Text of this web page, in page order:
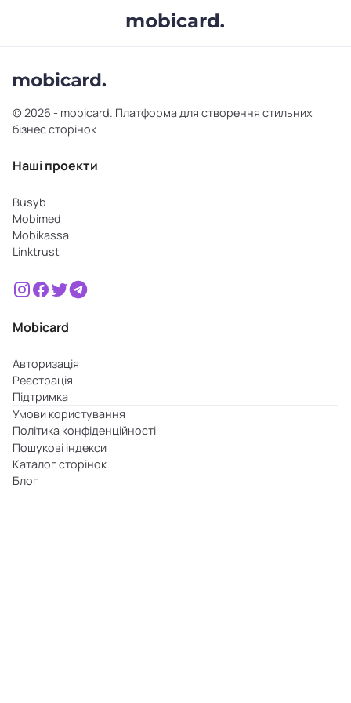
© 2026 - mobicard. Платформа для створення стильних
бізнес сторінок
Наші проекти
Busyb
Mobimed
Mobikassa
Linktrust
Mobicard
Авторизація
Реєстрація
Підтримка
Умови користування
Політика конфіденційності
Пошукові індекси
Каталог сторінок
Блог